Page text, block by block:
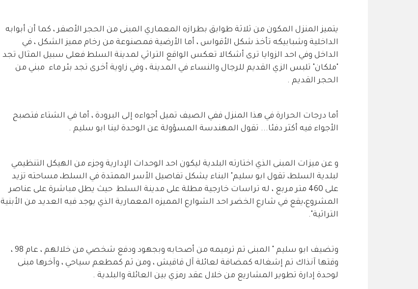
يتميز المنزل المكون من ثلاثة طوابق بطرازه المعماري المبنى من الحجر الأصفر ، كما أن أبوابه
الداخلية وشبابيكه تأخذ شكل الأقواس ، أما الأرضية فمصنوعة من رخام مميز الشكل ، في
الداخل وفي احد الزوايا ترى أشكالا تعكس الواقع التراثي لمدينة السلط فعلى سبيل المثال تجد
"ملكان" تلبس الزي القديم للرجال والنساء في المدينة ، وفي زاوية أخرى تجد بئر ماء مبني من
الحجر القديم .
أما درجات الحرارة في هذا المنزل ففي الصيف تميل أجواءه إلى البرودة ، أما في الشتاء فتصبح
الأجواء فيه أكثر دفئا... تقول المهندسة المسؤولة عن الوحدة لينا ابو سليم .
و عن ميزات المبنى الذي اختارته البلدية ليكون احد الوحدات الإدارية وجزء من الهيكل التنظيمي
لبلدية السلط، تقول ابو سليم" البناء يشكل تفاصيل الأسر الممتدة في السلط، مساحته تزيد
على 460 متر مربع ، له تراسات خارجية مطلة على مدينة السلط حيث يطل مباشرة على عناصر
المشروع،يقع في شارع الخضر احد الشوارع المميزه المعمارية الذي يوجد فيه العديد من الأبنية
التراثية".
وتضيف ابو سليم " المبنى تم ترميمه من أصحابه وبجهود ودفع شخصي من خلالهم ، عام 98 ،
وقتها آنذاك تم إشغاله كمضافة لعائلة آل قاقيش ، ومن ثم كمطعم سياحي ، وآخرها مبنى
لوحدة إدارة تطوير المشاريع من خلال عقد رمزي بين العائلة والبلدية .